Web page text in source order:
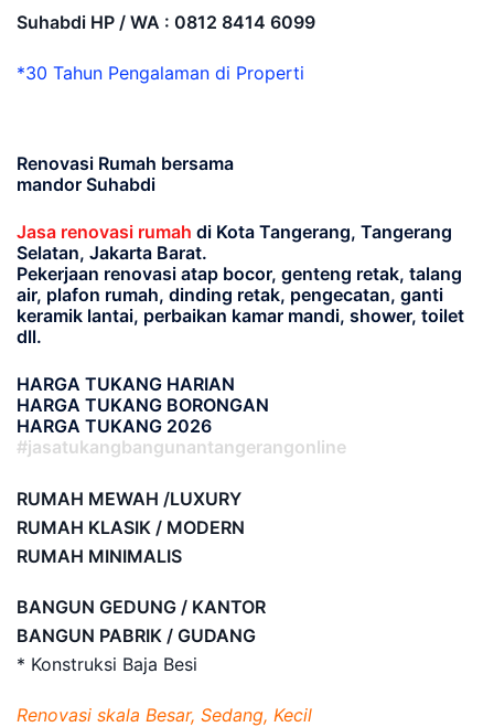
Suhabdi HP / WA : 0812 8414 6099
*30 Tahun Pengalaman di Properti
Renovasi Rumah bersama
mandor Suhabdi
Jasa renovasi rumah di Kota Tangerang, Tangerang
Selatan, Jakarta Barat.
Pekerjaan renovasi atap bocor, genteng retak, talang
air, plafon rumah, dinding retak, pengecatan, ganti
keramik lantai, perbaikan kamar mandi, shower, toilet
dll.
HARGA TUKANG HARIAN
HARGA TUKANG BORONGAN
HARGA TUKANG 2026
#jasatukangbangunantangerangonline
RUMAH MEWAH /LUXURY
RUMAH KLASIK / MODERN
RUMAH MINIMALIS
BANGUN GEDUNG / KANTOR
BANGUN PABRIK / GUDANG
* Konstruksi Baja Besi
Renovasi skala Besar, Sedang, Kecil